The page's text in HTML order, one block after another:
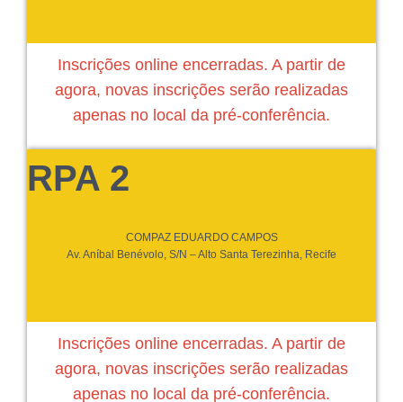
Inscrições online encerradas. A partir de
agora, novas inscrições serão realizadas
apenas no local da pré-conferência.
RPA 2
COMPAZ EDUARDO CAMPOS
Av. Aníbal Benévolo, S/N – Alto Santa Terezinha, Recife
Inscrições online encerradas. A partir de
agora, novas inscrições serão realizadas
apenas no local da pré-conferência.